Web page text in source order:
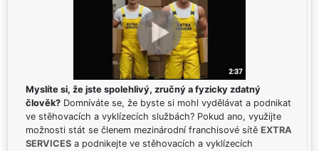
Myslíte si, že jste spolehlivý, zručný a fyzicky zdatný
člověk? Domníváte se, že byste si mohl vydělávat a podnikat
ve stěhovacích a vyklízecích službách? Pokud ano, využijte
možnosti stát se členem mezinárodní franchisové sítě EXTRA
SERVICES a podnikejte ve stěhovacích a vyklízecích